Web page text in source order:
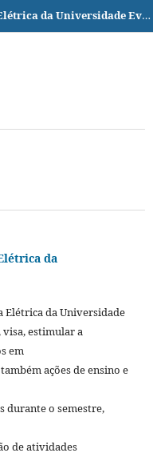
Anais do Curso de Engenharia Elétrica da Universidade Evangélica de Goiás - UniEVANGÉLICA
da
Elétrica da Universidade
visa, estimular a
em
ações de ensino e
durante o semestre,
de atividades